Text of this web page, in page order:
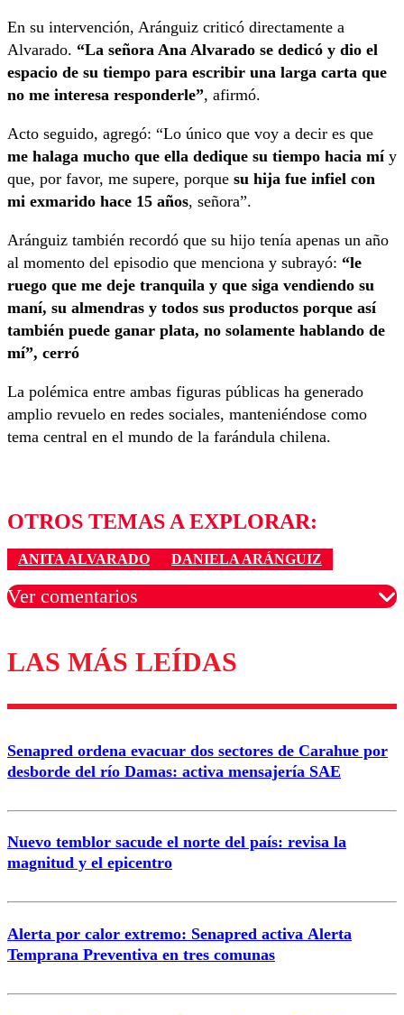
En su intervención, Aránguiz criticó directamente a
Alvarado. “La señora Ana Alvarado se dedicó y dio el
espacio de su tiempo para escribir una larga carta que
no me interesa responderle”, afirmó.
Acto seguido, agregó: “Lo único que voy a decir es que
me halaga mucho que ella dedique su tiempo hacia mí y
que, por favor, me supere, porque su hija fue infiel con
mi exmarido hace 15 años, señora”.
Aránguiz también recordó que su hijo tenía apenas un año
al momento del episodio que menciona y subrayó: “le
ruego que me deje tranquila y que siga vendiendo su
maní, su almendras y todos sus productos porque así
también puede ganar plata, no solamente hablando de
mí”, cerró
La polémica entre ambas figuras públicas ha generado
amplio revuelo en redes sociales, manteniéndose como
tema central en el mundo de la farándula chilena.
OTROS TEMAS A EXPLORAR:
ANITA ALVARADO DANIELA ARÁNGUIZ
Ver comentarios
Los comentarios son moderados para garantizar un
diálogo respetuoso.
Correo
LAS MÁS LEÍDAS
Senapred ordena evacuar dos sectores de Carahue por
desborde del río Damas: activa mensajería SAE
Nuevo temblor sacude el norte del país: revisa la
magnitud y el epicentro
Alerta por calor extremo: Senapred activa Alerta
Temprana Preventiva en tres comunas